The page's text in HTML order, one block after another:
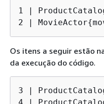
1 |
2 | MovieActor{
Os itens a seguir estão
da execução do código.
3 |